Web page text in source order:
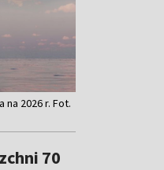
2026 r. Fot.
70